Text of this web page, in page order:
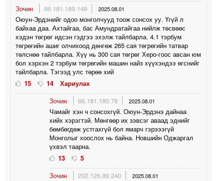
Зочин
66.181.189.149 2025.08.01
Оюун-Эрдэнийг одоо монголчууд тоож сонсох уу. Үгүй л
байхаа даа. Ахтайгаа, бас Амундратайгаа нийлж төсвөөс
хэдэн төгрөг идсэн гэдгээ эхэлж тайлбарла. 4.1 тэрбум
төгрөгийн ашиг олчихоод дөнгөж 265 сая төгрөгийн татвар
төлснөө тайлбарла. Хүү нь 300 сая төгрөг Херо-гоос авсан юм
бол хэрхэн 2 тэрбум төгрөгийн машин найз хүүхэндээ өгснийг
тайлбарла. Тэгээд улс төрөө хий
15
14
Хариулах
Зочин
66.181.180.78 2025.08.01
Чамайг хэн ч сонсохгүй. Оюун-Эрдэнэ дайнаа
хийх хэрэгтэй. Мөнгөөр их зэвсэг аваад эднийг
бөмбөгдөж устгахгүй бол ямарч гэрэээгүй
Монголыг хоослох нь байна. Новшийн Оджаргал
үхвэл таарна.
13
5
Зочин
202.126.89.240 2025.08.01